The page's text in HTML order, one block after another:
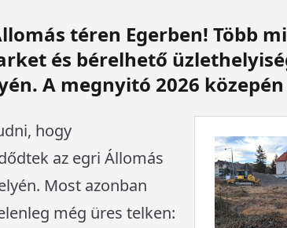
téren Egerben! Több
és bérelhető
A megnyitó 2026
hogy
az egri Állomás
Most azonban
még üres telken: